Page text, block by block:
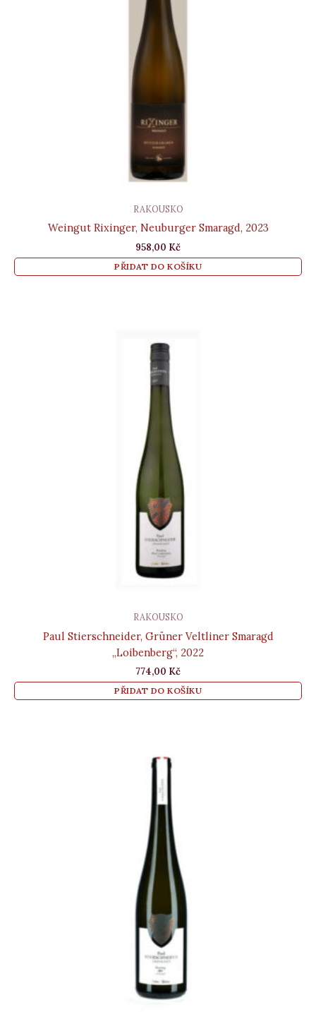
RAKOUSKO
Weingut Rixinger, Neuburger Smaragd, 2023
958,00 Kč
PŘIDAT DO KOŠÍKU
RAKOUSKO
Paul Stierschneider, Grüner Veltliner Smaragd
„Loibenberg“, 2022
774,00 Kč
PŘIDAT DO KOŠÍKU